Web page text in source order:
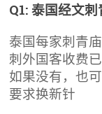
Q1: 泰国经文
泰国每家刺青
刺外国客收费
如果没有，也
要求换新针